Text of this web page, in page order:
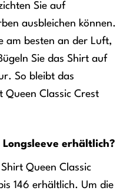
Sie auf
ausbleichen können.
am besten an der Luft,
Sie das Shirt auf
So bleibt das
Queen Classic Crest
Longsleeve erhältlich?
Queen Classic
146 erhältlich. Um die